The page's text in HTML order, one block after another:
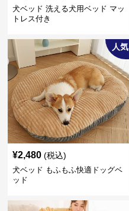
犬ベッド 洗える犬用ベッド マッ
トレス付き
人気
¥2,480 (税込)
犬ベッド もふもふ快適ドッグベ
ッド